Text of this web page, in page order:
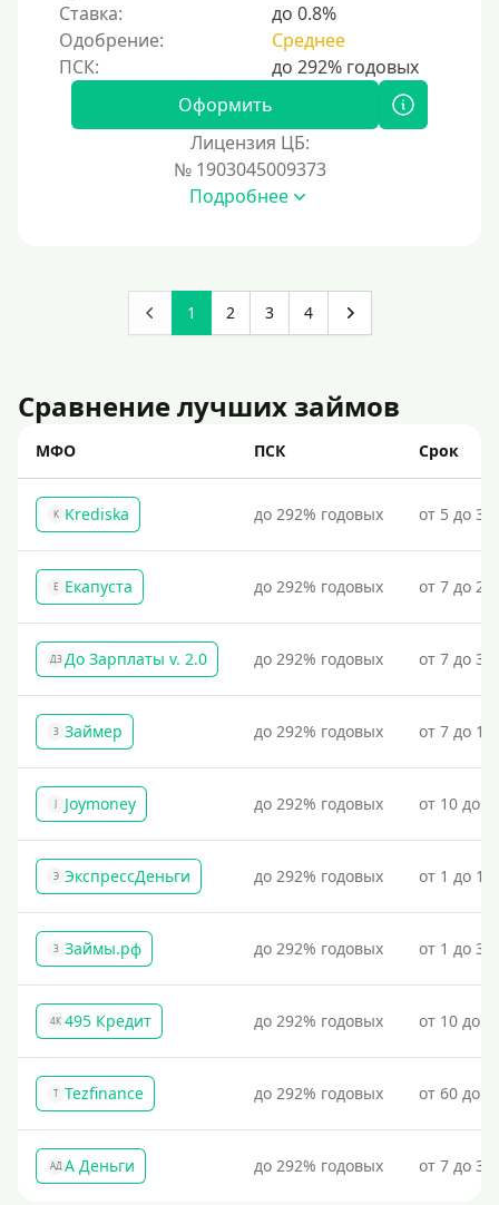
Ставка:
до 0.8%
Одобрение:
Среднее
Оформить
Лицензия ЦБ:
№ 1903045009373
Подробнее
1 2 3 4
Сравнение лучших займов
МФО ПСК Срок
K Krediska до 292% годовых от 5 до
Е Екапуста до 292% годовых от 7 до
ДЗ До Зарплаты v. 2.0 до 292% годовых от 7 до
З Займер до 292% годовых от 7 до
J Joymoney до 292% годовых от 10 до
Э ЭкспрессДеньги до 292% годовых от 1 до
З Займы.рф до 292% годовых от 1 до
4К 495 Кредит до 292% годовых от 10 до
T Tezfinance до 292% годовых от 60 до
АД А Деньги до 292% годовых от 7 до